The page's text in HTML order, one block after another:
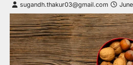
sugandh.thakur03@gmail.com